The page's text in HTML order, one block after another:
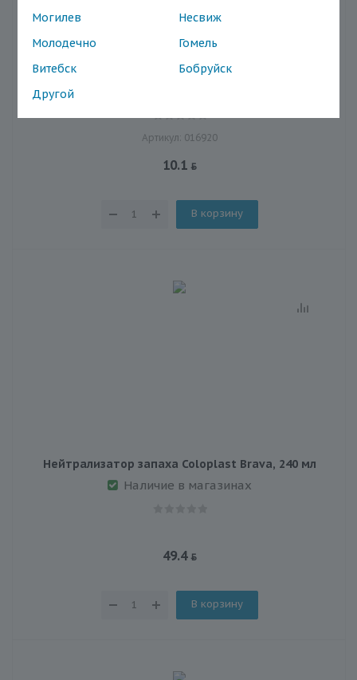
Могилев
Несвиж
Молодечно
Гомель
Витебск
Бобруйск
Другой
Колоприемник Alterna® мешок для
открытый, непрозрачный, 50 мм Maxi
Артикул: 016920
10.1
В корзину
Нейтрализатор запаха Coloplast Brava, 240 мл
Наличие в магазинах
49.4
В корзину